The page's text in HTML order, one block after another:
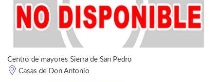
Centro de mayores Sierra de San Pedro
Casas de Don Antonio